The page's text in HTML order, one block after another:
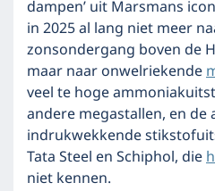
dampen’ uit Marsmans
in 2025 al lang niet meer
zonsondergang boven de
maar naar onwelriekende
veel te hoge
andere megastallen, en de
indrukwekkende
Tata Steel en Schiphol, die
niet kennen.